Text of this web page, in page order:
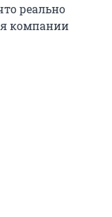
реально
компании